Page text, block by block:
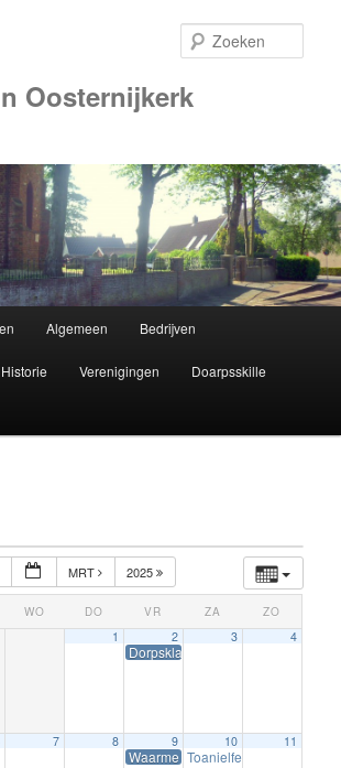
Oosternijkerk
Algemeen Bedrijven
Historie Verenigingen Doarpsskille
MRT 2025
WO DO VR ZA ZO
1 2
Dorpsklaverjassen
3 4
7 8 9
Waarme Winterjûn
10
Toanielferiening Wierum
11